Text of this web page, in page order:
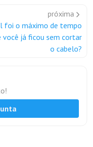
próxima
foi o máximo de tempo
você já ficou sem cortar
o cabelo?